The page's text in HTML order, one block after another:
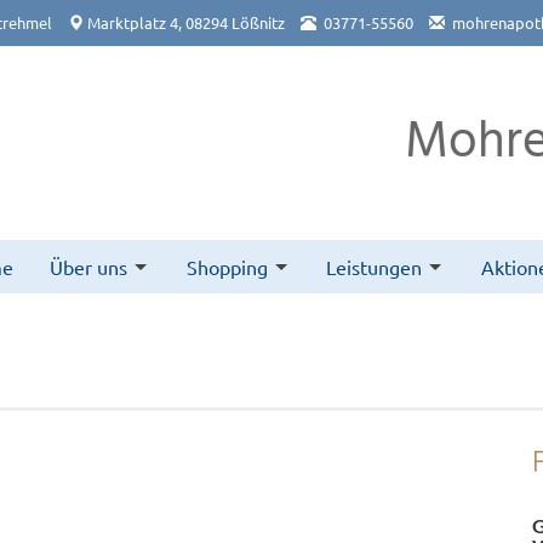
Marktplatz 4, 08294 Lößnitz 03771-55560
Über uns Shopping Leistungen